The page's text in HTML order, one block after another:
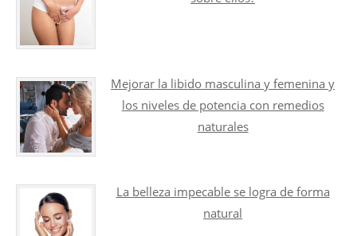
Mejorar la libido masculina y femenina y
los niveles de potencia con remedios
naturales
La belleza impecable se logra de forma
natural